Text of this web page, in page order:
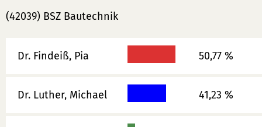
(42039) BSZ Bautechnik
Dr. Findeiß, Pia 50,77 %
Dr. Luther, Michael 41,23 %